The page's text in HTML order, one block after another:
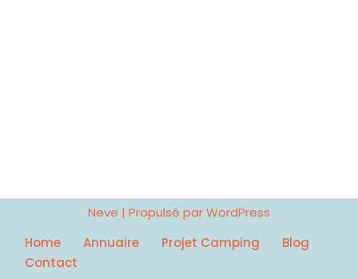
Neve | Propulsé parWordPress
Home
Annuaire Projet Camping
Blog
Contact